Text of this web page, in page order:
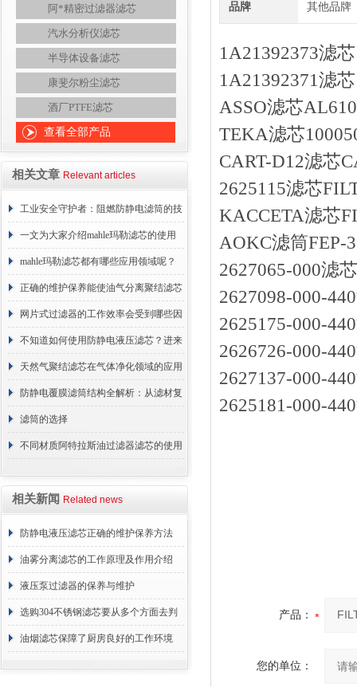
阿*精密过滤器滤芯
汽水分析仪滤芯
半导体设备滤芯
康斐尔粉尘滤芯
酒厂PTFE滤芯
查看全部产品
相关文章 Relevant articles
工业安全守护者：阻燃防静电滤筒的技
术原理与应用解析
一文为大家介绍mahle玛勒滤芯的使用
原理
mahle玛勒滤芯都有哪些应用领域呢？
正确的维护保养能使油气分离聚结滤芯
长期稳定运行
网片式过滤器的工作效率会受到哪些因
素的影响？
不知道如何使用防静电液压滤芯？进来
看
天然气聚结滤芯在气体净化领域的应用
与重要性
防静电覆膜滤筒结构全解析：从滤材复
合到整体成型
滤筒的选择
不同材质阿特拉斯油过滤器滤芯的使用
相关新闻 Related news
防静电液压滤芯正确的维护保养方法
油雾分离滤芯的工作原理及作用介绍
液压泵过滤器的保养与维护
选购304不锈钢滤芯要从多个方面去判
断
油烟滤芯保障了厨房良好的工作环境
品牌 其他品牌
1A21392373滤
1A21392371滤
ASSO滤芯
TEKA滤芯
CART-D12滤芯
2625115滤芯
KACCETA滤芯
AOKC滤筒FEP-
2627065-000滤
2627098-000-
2625175-000-
2626726-000-
2627137-000-
2625181-000-
产品：
您的单位：